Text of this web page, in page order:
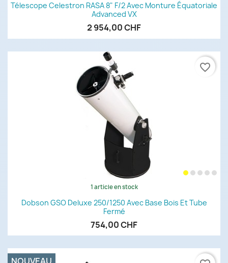
Télescope Celestron RASA 8" F/2 Avec Monture Équatoriale
Advanced VX
2 954,00 CHF
1 article en stock
Dobson GSO Deluxe 250/1250 Avec Base Bois Et Tube
Fermé
754,00 CHF
favorite_border